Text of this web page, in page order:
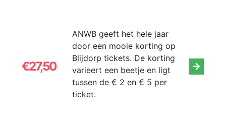
€27,50
ANWB geeft het hele jaar
door een mooie korting op
Blijdorp tickets. De korting
varieert een beetje en ligt
tussen de € 2 en € 5 per
ticket.